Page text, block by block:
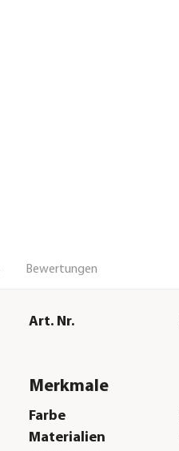
Bewertungen
Art. Nr.
Merkmale
Farbe
Materialien